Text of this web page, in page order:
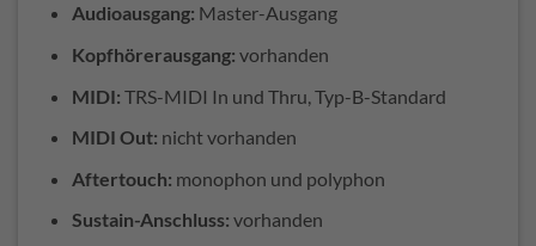
Audioausgang: Master-Ausgang
Kopfhörerausgang: vorhanden
MIDI: TRS-MIDI In und Thru, Typ-B-Standard
MIDI Out: nicht vorhanden
Aftertouch: monophon und polyphon
Sustain-Anschluss: vorhanden